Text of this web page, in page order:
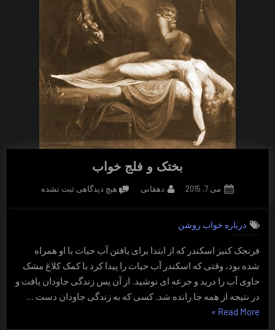
یا
پیانو”
بختک و فلج خواب
Posted
می 7, 2015 By
دهقانی هیچ دیدگاهی برای
ثبت نشده
درباره خواب روشن
فرنجک کنیز اسکندر که از ابتدا برای یافتن آب حیات با او همراه
شده بود، وقتی که اسکندر آب حیات را پیدا کرد با کمک کلاغ مشک
حاوی آب را درید و جرعه ای نوشید. از آن پس زندگی جاودان یافت و
در نتیجه از همه جا رانده شد. کسی که به زندگی جاودان دست …
Read More “بختک
»